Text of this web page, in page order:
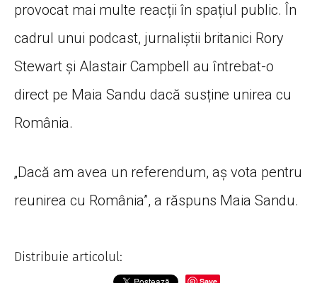
provocat mai multe reacții în spațiul public. În
cadrul unui podcast, jurnaliștii britanici Rory
Stewart și Alastair Campbell au întrebat-o
direct pe Maia Sandu dacă susține unirea cu
România.
„Dacă am avea un referendum, aș vota pentru
reunirea cu România”, a răspuns Maia Sandu.
Distribuie articolul: